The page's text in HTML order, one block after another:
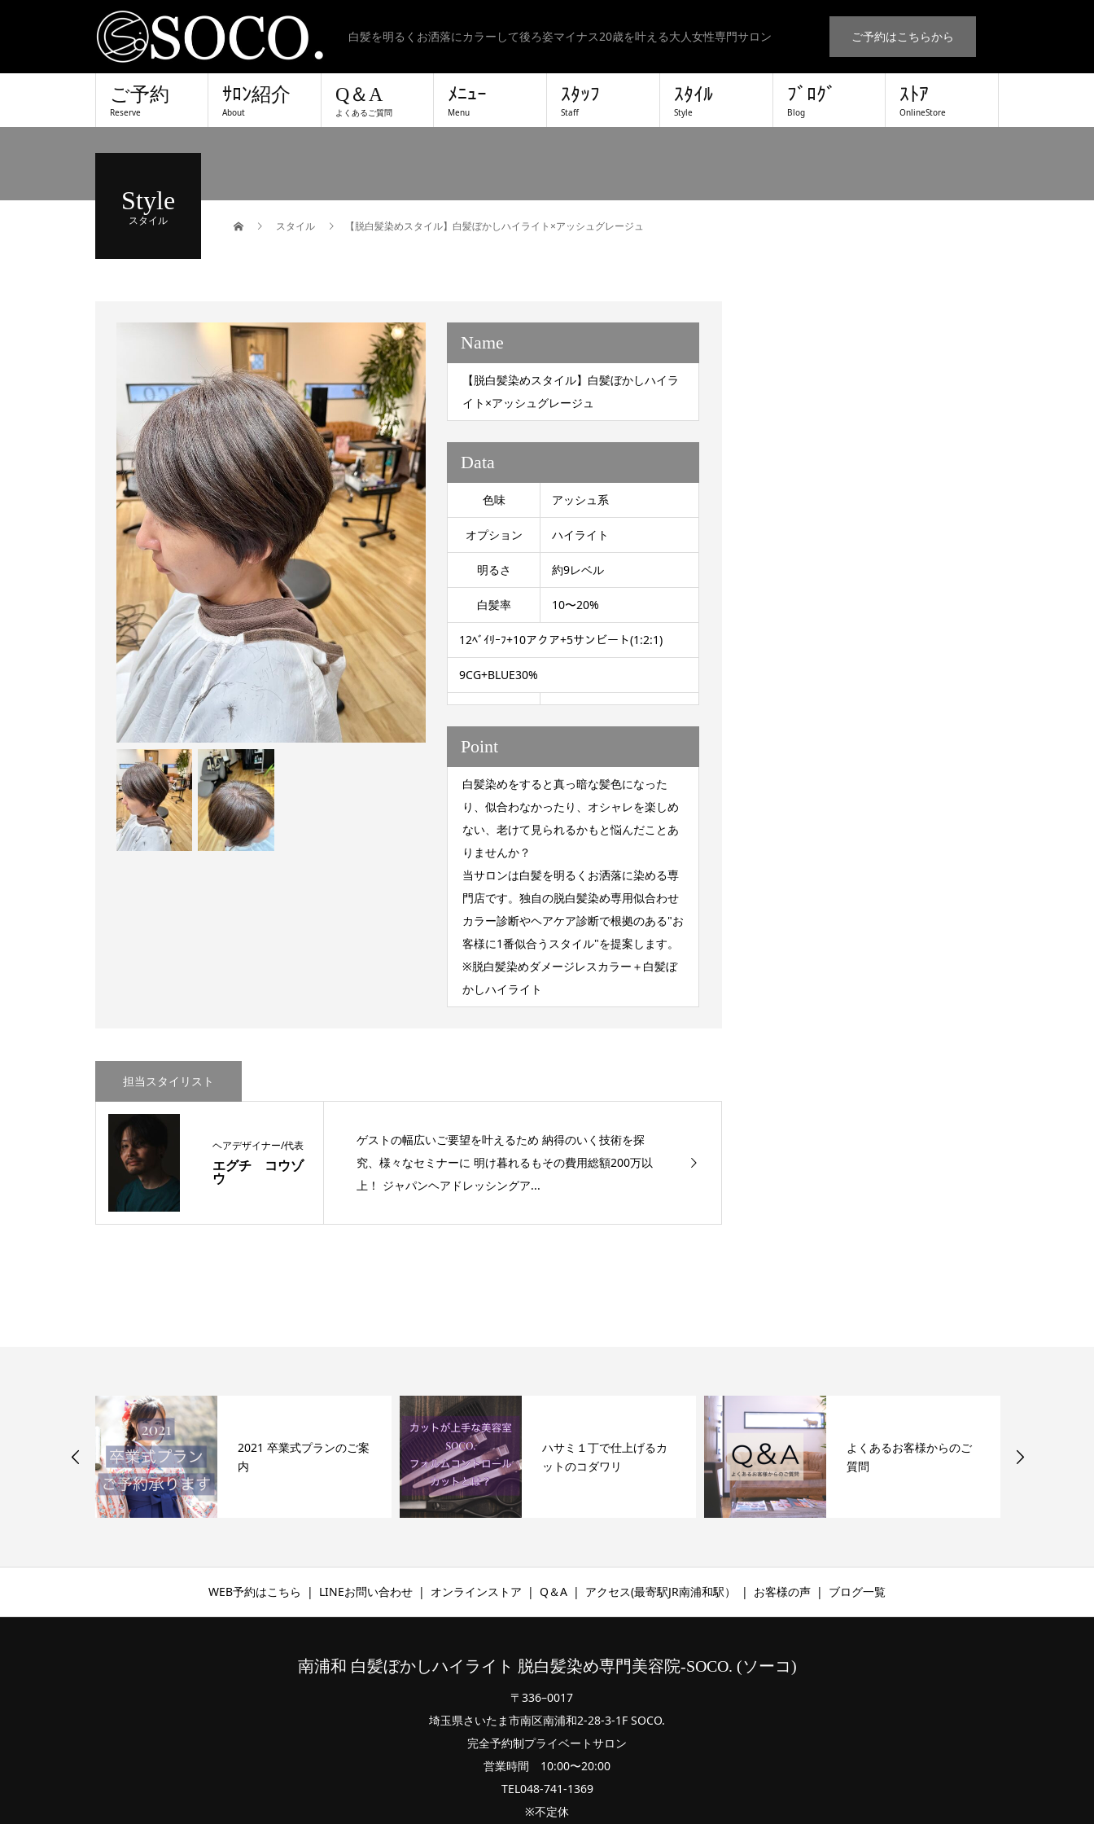
白髪を明るくお洒落にカラーして後ろ姿マイナス20歳を叶える大人女性専門サロン ご予約はこちらから
ご予約
Reserve
ｻﾛﾝ紹介
About
Q＆A
よくあるご質問
ﾒﾆｭｰ
Menu
ｽﾀｯﾌ
Staff
ｽﾀｲﾙ
Style
ﾌﾞﾛｸﾞ
Blog
ｽﾄｱ
OnlineStore
Style
スタイル スタイル 【脱白髪染めスタイル】白髪ぼかしハイライト×アッシュグレージュ
Name
【脱白髪染めスタイル】白髪ぼかしハイラ
イト×アッシュグレージュ
Data
色味 アッシュ系
オプション ハイライト
明るさ 約9レベル
白髪率 10〜20%
12ﾍﾞｲﾘｰﾌ+10アクア+5サンビート(1:2:1)
9CG+BLUE30%
Point
白髪染めをすると真っ暗な髪色になった
り、似合わなかったり、オシャレを楽しめ
ない、老けて見られるかもと悩んだことあ
りませんか？
当サロンは白髪を明るくお洒落に染める専
門店です。独自の脱白髪染め専用似合わせ
カラー診断やヘアケア診断で根拠のある"お
客様に1番似合うスタイル"を提案します。
※脱白髪染めダメージレスカラー＋白髪ぼ
かしハイライト
担当スタイリスト
ヘアデザイナー/代表
エグチ コウゾ
ウ
ゲストの幅広いご要望を叶えるため 納得のいく技術を探
究、様々なセミナーに 明け暮れるもその費用総額200万以
上！ ジャパンヘアドレッシングア...
2021 卒業式プランのご案
内
ハサミ１丁で仕上げるカ
ットのコダワリ
よくあるお客様からのご
質問
WEB予約はこちら LINEお問い合わせ オンラインストア Q＆A アクセス(最寄駅JR南浦和駅） お客様の声 ブログ一覧
南浦和 白髪ぼかしハイライト 脱白髪染め専門美容院-SOCO. (ソーコ)
〒336–0017
埼玉県さいたま市南区南浦和2-28-3-1F SOCO.
完全予約制プライベートサロン
営業時間 10:00〜20:00
TEL048-741-1369
※不定休